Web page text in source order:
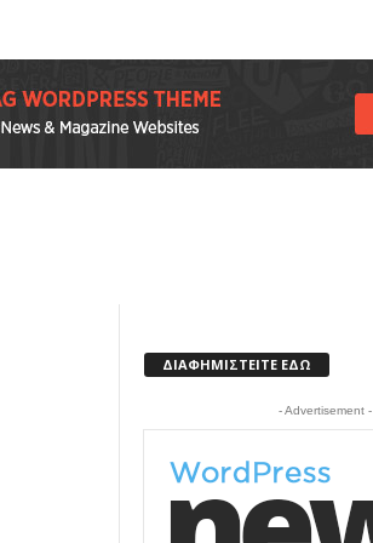
ΔΙΑΦΗΜΙΣΤΕΙΤΕ ΕΔΩ
- Advertisement -